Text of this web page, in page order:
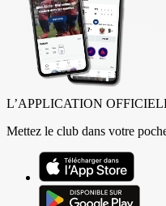
L’APPLICATION
Mettez le club dans votre